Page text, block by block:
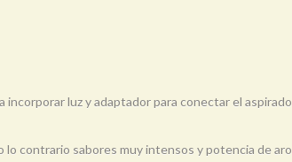
luz y adaptador para conectar el
contrario sabores muy intensos y potencia de